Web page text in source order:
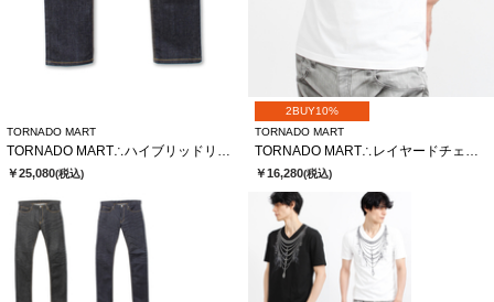
TORNADO MART
TORNADO MART∴ハイブリッドリジットデニム
￥25,080(税込)
2BUY10%
TORNADO MART
TORNADO MART∴レイヤードチェーンバタフライプリントTシャツ
￥16,280(税込)